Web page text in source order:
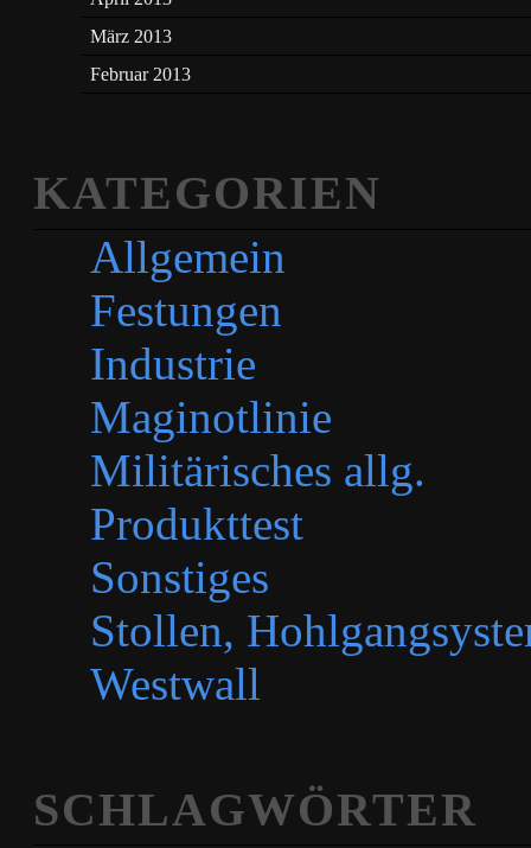
März 2013
Februar 2013
KATEGORIEN
Allgemein
Festungen
Industrie
Maginotlinie
Militärisches allg.
Produkttest
Sonstiges
Stollen,
Westwall
SCHLAGWÖRTER